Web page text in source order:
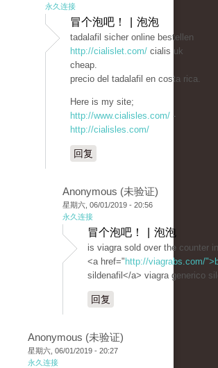
永久连接
冒个泡吧！ | 泡泡
tadalafil sicher online bestellen
http://cialislet.com/ cialis uk
cheap.
precio del tadalafil en costa rica.
Here is my site;
http://www.cialisles.com/ -
http://cialisles.com/
回复
Anonymous (未验证)
星期六, 06/01/2019 - 20:56
永久连接
冒个泡吧！ | 泡泡
is viagra sold over the counter
<a href=" http://viagrabs.com/
sildenafil</a> viagra generico
回复
Anonymous (未验证)
星期六, 06/01/2019 - 20:27
永久连接